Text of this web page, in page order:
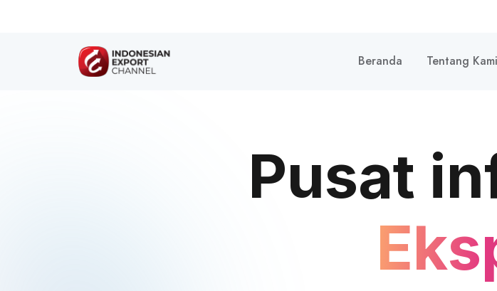
Beranda Tentang Kami
Pusat